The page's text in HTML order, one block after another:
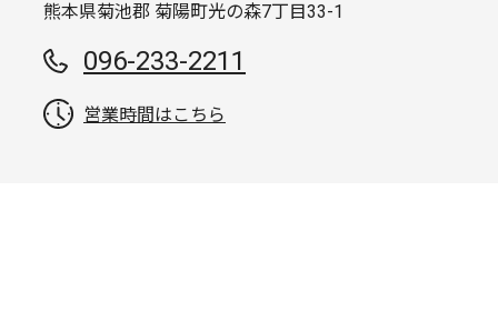
熊本県菊池郡 菊陽町光の森7丁目33-1
096-233-2211
営業時間はこちら